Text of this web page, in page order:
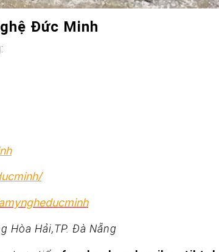
Đức Minh
Hòa Hải,TP. Đà Nẵng